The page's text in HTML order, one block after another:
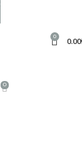
0 0.00
0